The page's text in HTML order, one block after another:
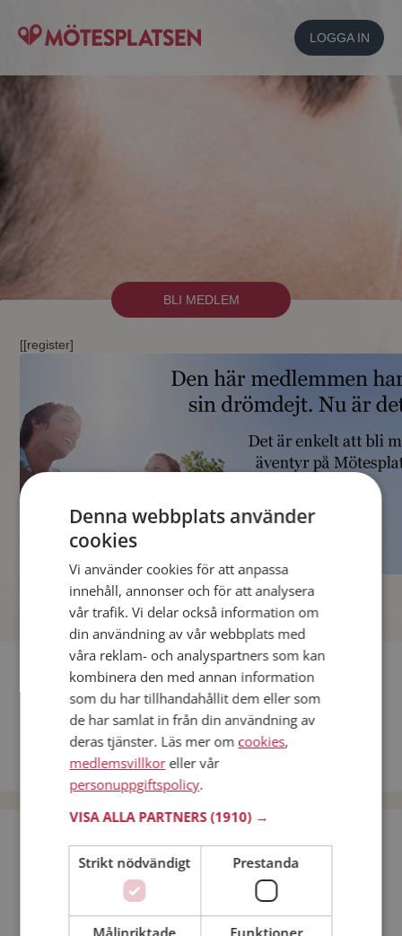
LOGGA IN
BLI MEDLEM
[[register]
Fler singlar
Andra singlar från Stockholm
Dejta män i Sverige
Dejta kvinnor i Sverige
Bli medlem utan kostnad!
Kvinna
Denna webbplats använder
cookies
Vi använder cookies för att anpassa
innehåll, annonser och för att analysera
vår trafik. Vi delar också information om
din användning av vår webbplats med
våra reklam- och analyspartners som kan
kombinera den med annan information
som du har tillhandahållit dem eller som
de har samlat in från din användning av
deras tjänster. Läs mer om cookies,
medlemsvillkoreller vår
personuppgiftspolicy.
VISA ALLA PARTNERS(1910) →
Strikt nödvändigt Prestanda
Målinriktade Funktioner